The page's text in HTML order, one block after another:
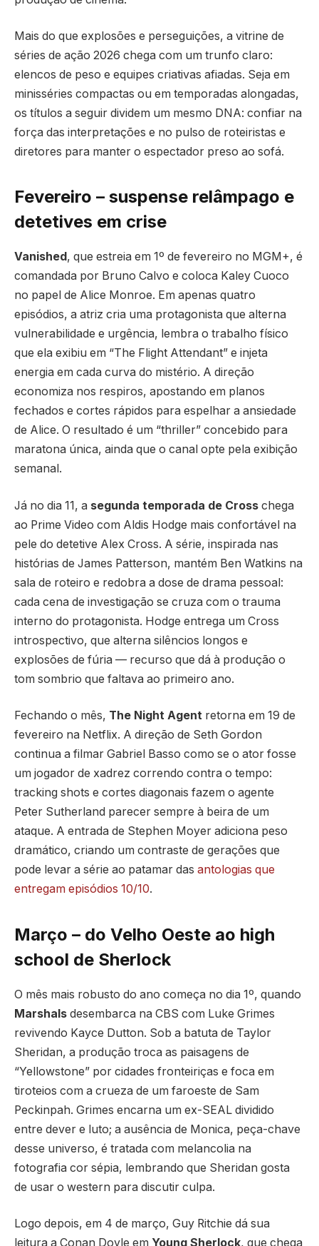
Mais do que explosões e perseguições, a vitrine de
séries de ação 2026 chega com um trunfo claro:
elencos de peso e equipes criativas afiadas. Seja em
minisséries compactas ou em temporadas alongadas,
os títulos a seguir dividem um mesmo DNA: confiar na
força das interpretações e no pulso de roteiristas e
diretores para manter o espectador preso ao sofá.
Fevereiro – suspense relâmpago e
detetives em crise
Vanished , que estreia em 1º de fevereiro no MGM+, é
comandada por Bruno Calvo e coloca Kaley Cuoco
no papel de Alice Monroe. Em apenas quatro
episódios, a atriz cria uma protagonista que alterna
vulnerabilidade e urgência, lembra o trabalho físico
que ela exibiu em “The Flight Attendant” e injeta
energia em cada curva do mistério. A direção
economiza nos respiros, apostando em planos
fechados e cortes rápidos para espelhar a ansiedade
de Alice. O resultado é um “thriller” concebido para
maratona única, ainda que o canal opte pela exibição
semanal.
Já no dia 11, a segunda temporada de Cross chega
ao Prime Video com Aldis Hodge mais confortável na
pele do detetive Alex Cross. A série, inspirada nas
histórias de James Patterson, mantém Ben Watkins na
sala de roteiro e redobra a dose de drama pessoal:
cada cena de investigação se cruza com o trauma
interno do protagonista. Hodge entrega um Cross
introspectivo, que alterna silêncios longos e
explosões de fúria — recurso que dá à produção o
tom sombrio que faltava ao primeiro ano.
Fechando o mês, The Night Agent retorna em 19 de
fevereiro na Netflix. A direção de Seth Gordon
continua a filmar Gabriel Basso como se o ator fosse
um jogador de xadrez correndo contra o tempo:
tracking shots e cortes diagonais fazem o agente
Peter Sutherland parecer sempre à beira de um
ataque. A entrada de Stephen Moyer adiciona peso
dramático, criando um contraste de gerações que
pode levar a série ao patamar das antologias que
entregam episódios 10/10.
Março – do Velho Oeste ao high
school de Sherlock
O mês mais robusto do ano começa no dia 1º, quando
Marshals desembarca na CBS com Luke Grimes
revivendo Kayce Dutton. Sob a batuta de Taylor
Sheridan, a produção troca as paisagens de
“Yellowstone” por cidades fronteiriças e foca em
tiroteios com a crueza de um faroeste de Sam
Peckinpah. Grimes encarna um ex-SEAL dividido
entre dever e luto; a ausência de Monica, peça-chave
desse universo, é tratada com melancolia na
fotografia cor sépia, lembrando que Sheridan gosta
de usar o western para discutir culpa.
Logo depois, em 4 de março, Guy Ritchie dá sua
leitura a Conan Doyle em Young Sherlock, que chega